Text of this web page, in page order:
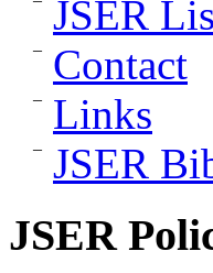
JSER
Contact
Links
JSER
JSER